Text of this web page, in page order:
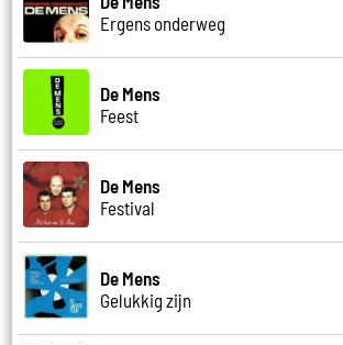
Ergens onderweg
De Mens
Feest
De Mens
Festival
De Mens
Gelukkig zijn